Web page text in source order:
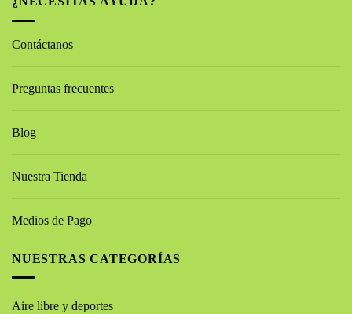
Contáctanos
Preguntas frecuentes
Blog
Nuestra Tienda
Medios de Pago
NUESTRAS CATEGORÍAS
Aire libre y deportes